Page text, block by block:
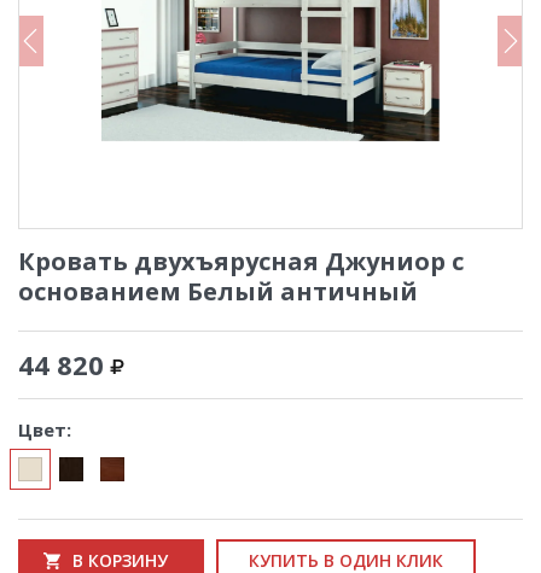
Кровать двухъярусная Джуниор с
основанием Белый античный
44 820
Цвет:
В КОРЗИНУ
КУПИТЬ В ОДИН КЛИК